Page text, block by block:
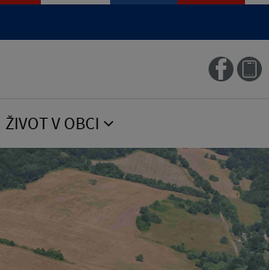
ŽIVOT V OBCI